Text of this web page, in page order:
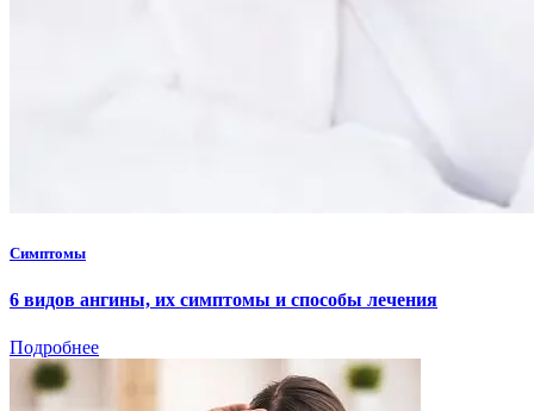
Симптомы
6 видов ангины, их симптомы и способы лечения
Подробнее